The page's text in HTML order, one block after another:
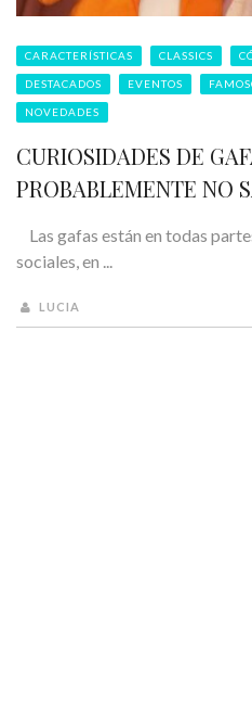
CARACTERÍSTICAS CLASSICS
DESTACADOS EVENTOS
NOVEDADES
CURIOSIDADES DE
PROBABLEMENTE NO
Las gafas están en todas
sociales, en ...
LUCIA